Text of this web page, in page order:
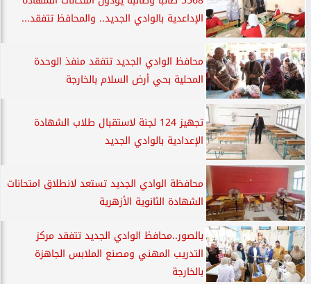
الإداعدية بالوادي الجديد.. والمحافظ تتفقد...
محافظ الوادي الجديد تتفقد منفذ الوحدة
المحلية بحي أرض السلام بالخارجة
تجهيز 124 لجنة لاستقبال طلاب الشهادة
الإعدادية بالوادي الجديد
محافظة الوادي الجديد تستعد لانطلاق امتحانات
الشهادة الثانوية الأزهرية
بالصور..محافظ الوادي الجديد تتفقد مركز
التدريب المهني ومصنع الملابس الجاهزة
بالخارجة